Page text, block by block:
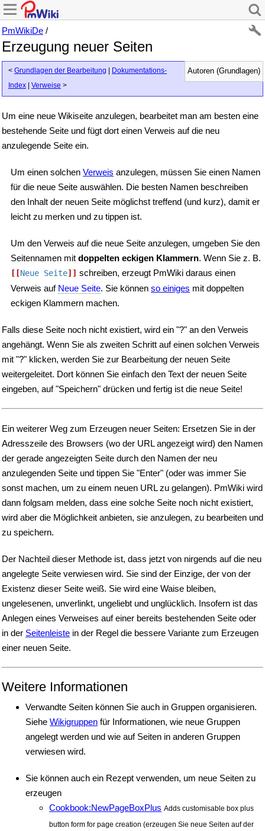
PmWikiDe /
Erzeugung neuer Seiten
Autoren (Grundlagen)
< Grundlagen der Bearbeitung
Dokumentations-
Index
Verweise >
Um eine neue Wikiseite anzulegen, bearbeitet man am besten eine
bestehende Seite und fügt dort einen Verweis auf die neu
anzulegende Seite ein.
Um einen solchen Verweis anzulegen, müssen Sie einen Namen
für die neue Seite auswählen. Die besten Namen beschreiben
den Inhalt der neuen Seite möglichst treffend (und kurz), damit er
leicht zu merken und zu tippen ist.
Um den Verweis auf die neue Seite anzulegen, umgeben Sie den
Seitennamen mit doppelten eckigen Klammern. Wenn Sie z. B.
[[Neue Seite]] schreiben, erzeugt PmWiki daraus einen
Verweis auf Neue Seite. Sie können so einiges mit doppelten
eckigen Klammern machen.
Falls diese Seite noch nicht existiert, wird ein "?" an den Verweis
angehängt. Wenn Sie als zweiten Schritt auf einen solchen Verweis
mit "?" klicken, werden Sie zur Bearbeitung der neuen Seite
weitergeleitet. Dort können Sie einfach den Text der neuen Seite
eingeben, auf "Speichern" drücken und fertig ist die neue Seite!
Ein weiterer Weg zum Erzeugen neuer Seiten: Ersetzen Sie in der
Adresszeile des Browsers (wo der URL angezeigt wird) den Namen
der gerade angezeigten Seite durch den Namen der neu
anzulegenden Seite und tippen Sie "Enter" (oder was immer Sie
sonst machen, um zu einem neuen URL zu gelangen). PmWiki wird
dann folgsam melden, dass eine solche Seite noch nicht existiert,
wird aber die Möglichkeit anbieten, sie anzulegen, zu bearbeiten und
zu speichern.
Der Nachteil dieser Methode ist, dass jetzt von nirgends auf die neu
angelegte Seite verwiesen wird. Sie sind der Einzige, der von der
Existenz dieser Seite weiß. Sie wird eine Waise bleiben,
ungelesenen, unverlinkt, ungeliebt und unglücklich. Insofern ist das
Anlegen eines Verweises auf einer bereits bestehenden Seite oder
in der Seitenleiste in der Regel die bessere Variante zum Erzeugen
einer neuen Seite.
Weitere Informationen
Verwandte Seiten können Sie auch in Gruppen organisieren.
Siehe Wikigruppen für Informationen, wie neue Gruppen
angelegt werden und wie auf Seiten in anderen Gruppen
verwiesen wird.
Sie können auch ein Rezept verwenden, um neue Seiten zu
erzeugen
Cookbook:NewPageBoxPlus Adds customisable box plus
button form for page creation (erzeugen Sie neue Seiten auf der